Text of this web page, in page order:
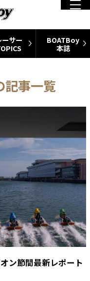
ーサー
BOATBoy
本誌
記事一覧
ン節間最新レポート